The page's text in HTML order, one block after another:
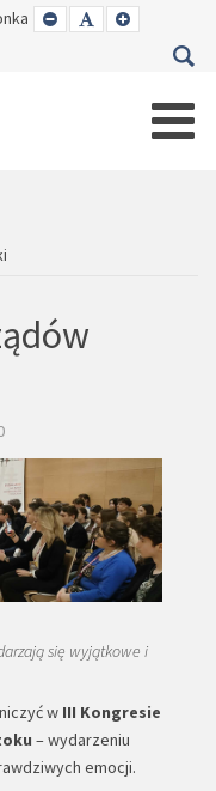
SET
SMALLER
SET
DEFAULT
SET
LARGER
się wyjątkowe i
w III Kongresie
– wydarzeniu
emocji.